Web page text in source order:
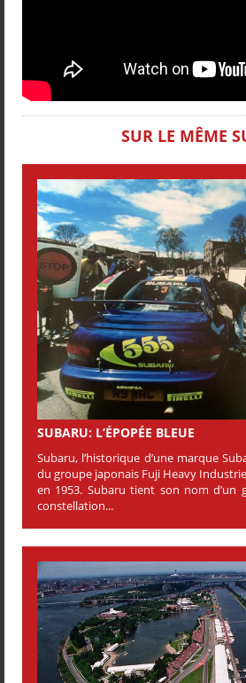
SUR LE MÊME
SUBARU: L’ÉPOPÉE BLEUE
Subaru, l’historique d’une marque
du groupe japonais Fuji Heavy
en 1953. Subaru tient son nom d’un
constellation...